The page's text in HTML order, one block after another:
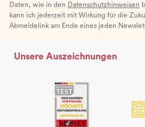
Daten, wie in den Datenschutzhinweisen
kann ich jederzeit mit Wirkung für die
Abmeldelink am Ende eines jeden
Unsere Auszeichnungen